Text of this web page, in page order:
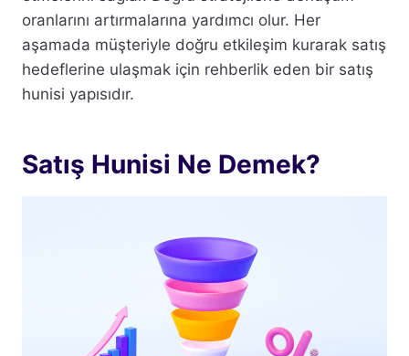
oranlarını artırmalarına yardımcı olur. Her
aşamada müşteriyle doğru etkileşim kurarak satış
hedeflerine ulaşmak için rehberlik eden bir satış
hunisi yapısıdır.
Satış Hunisi Ne Demek?